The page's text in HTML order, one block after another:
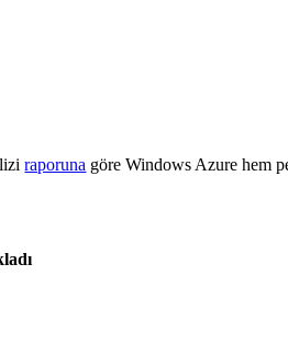
raporuna göre Windows Azure hem